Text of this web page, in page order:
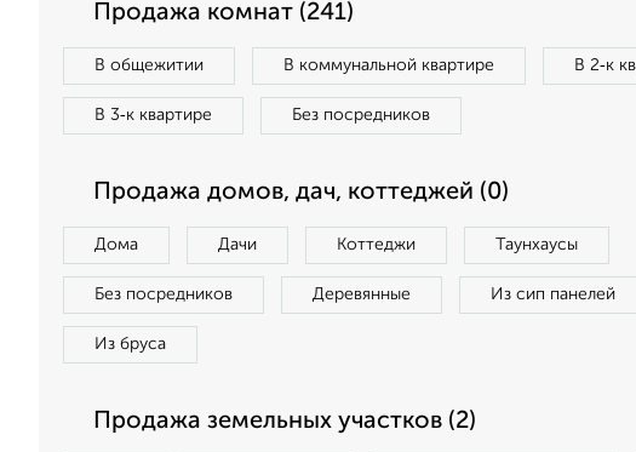
Продажа комнат (241)
В общежитии В коммунальной квартире В 2‑к
В 3‑к квартире Без посредников
Продажа домов, дач, коттеджей (0)
Дома Дачи Коттеджи Таунхаусы
Без посредников Деревянные Из сип панелей
Из бруса
Продажа земельных участков (2)